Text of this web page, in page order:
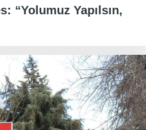
“Yolumuz Yapılsın,